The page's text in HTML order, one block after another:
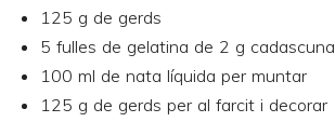
125 g de gerds
5 fulles de gelatina de 2 g cadascuna
100 ml de nata líquida per muntar
125 g de gerds per al farcit i decorar